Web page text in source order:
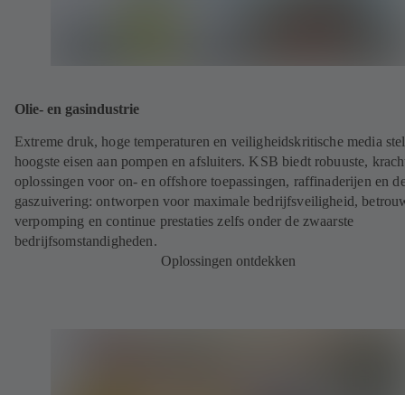
Olie- en gasindustrie
Extreme druk, hoge temperaturen en veiligheidskritische media
hoogste eisen aan pompen en afsluiters. KSB biedt robuuste,
oplossingen voor on- en offshore toepassingen, raffinaderijen en
gaszuivering: ontworpen voor maximale bedrijfsveiligheid,
verpomping en continue prestaties zelfs onder de zwaarste
bedrijfsomstandigheden.
Oplossingen ontdekken